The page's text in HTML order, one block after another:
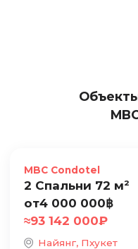
MBC Condotel
2 Спальни 72 м²
от4 000 000฿
≈93 142 000₽
Найянг, Пхукет